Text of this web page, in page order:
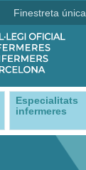
Finestreta única
Especialitats
infermeres